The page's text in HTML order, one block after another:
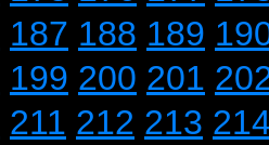
187 188 189
199 200 201
211 212 213